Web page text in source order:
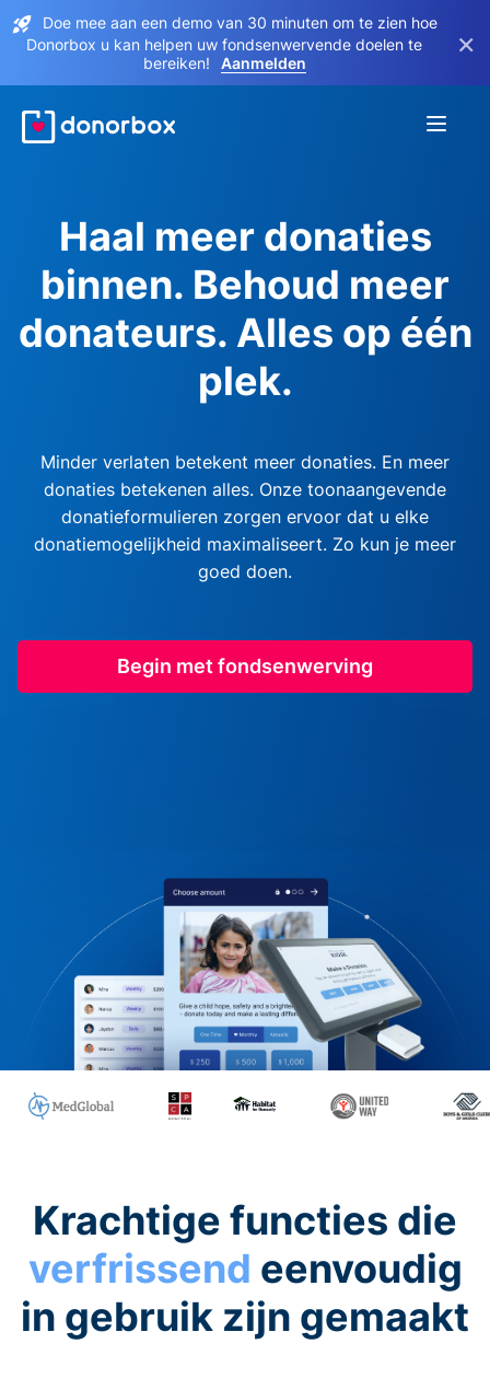
Doe mee aan een demo van 30 minuten om te zien hoe
Donorbox u kan helpen uw fondsenwervende doelen te
bereiken!
Aanmelden
×
Haal meer donaties
binnen. Behoud meer
donateurs. Alles op één
plek.
Minder verlaten betekent meer donaties. En meer
donaties betekenen alles. Onze toonaangevende
donatieformulieren zorgen ervoor dat u elke
donatiemogelijkheid maximaliseert. Zo kun je meer
goed doen.
Begin met fondsenwerving
Krachtige functies die
verfrissend eenvoudig
in gebruik zijn gemaakt